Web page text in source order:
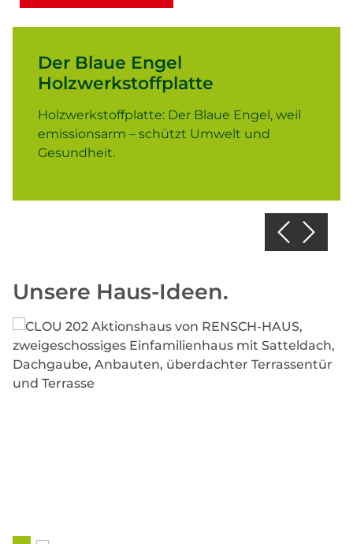
Der Blaue Engel
Holzwerkstoffplatte
Holzwerkstoffplatte: Der Blaue Engel, weil
emissionsarm – schützt Umwelt und
Gesundheit.
Unsere Haus-Ideen.